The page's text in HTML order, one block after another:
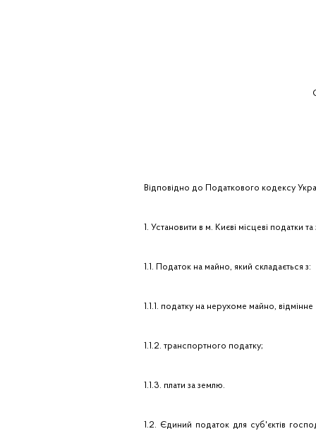
Відповідно до Податкового кодексу
1. Установити в м. Києві місцеві податки
1.1. Податок на майно, який складається з:
1.1.1. податку на нерухоме майно, відмінне
1.1.2. транспортного податку;
1.1.3. плати за землю.
1.2. Єдиний податок для суб'єктів